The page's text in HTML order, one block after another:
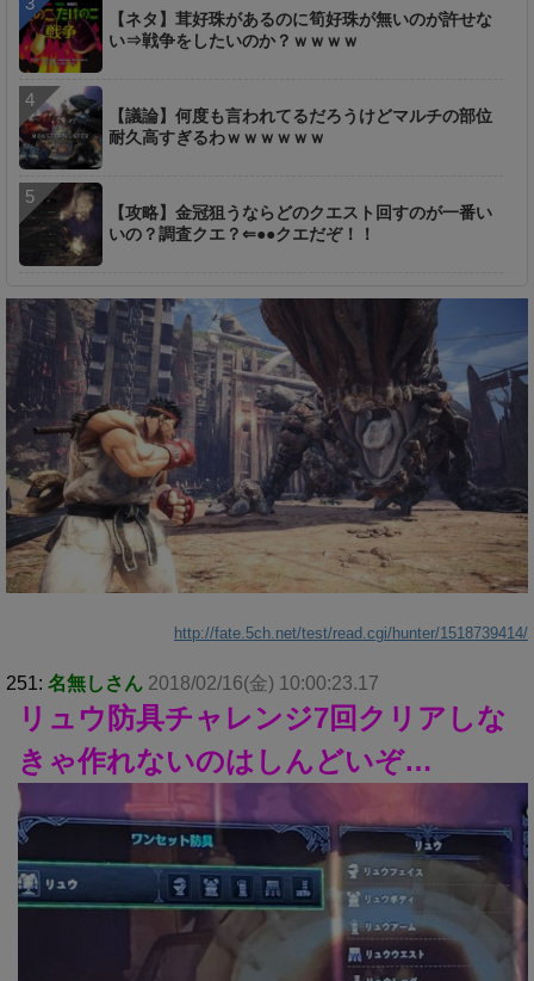
【ネタ】茸好珠があるのに筍好珠が無いのが許せな
い⇒戦争をしたいのか？ｗｗｗｗ
【議論】何度も言われてるだろうけどマルチの部位
耐久高すぎるわｗｗｗｗｗｗ
【攻略】金冠狙うならどのクエスト回すのが一番い
いの？調査クエ？⇐●●クエだぞ！！
http://fate.5ch.net/test/read.cgi/hunter/1518739414/
251: 名無しさん 2018/02/16(金) 10:00:23.17
リュウ防具チャレンジ7回クリアしな
きゃ作れないのはしんどいぞ…